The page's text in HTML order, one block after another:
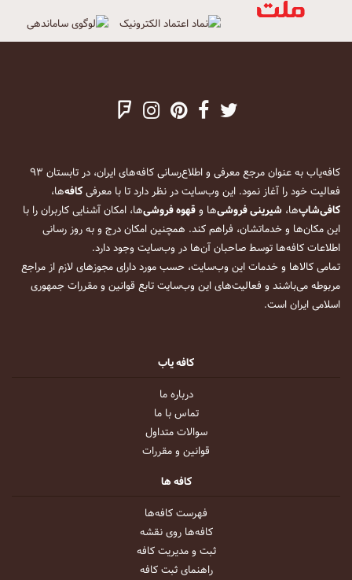
کافه‌یاب به عنوان مرجع معرفی و اطلاع‌رسانی کافه‌های ایران، در تابستان ۹۳
فعالیت خود را آغاز نمود. این وب‌سایت در نظر دارد تا با معرفیکافه‌ها،
کافی‌شاپ‌ها، شیرینی فروشی‌ها وقهوه فروشی‌ها، امکان آشنایی کاربران را با
این مکان‌ها و خدماتشان، فراهم کند. همچنین امکان درج و به روز رسانی
اطلاعات کافه‌ها توسط صاحبان آن‌ها در وب‌سایت وجود دارد.
تمامی کالاها و خدمات این وب‌سایت، حسب مورد دارای مجوزهای لازم از مراجع
مربوطه می‌باشند و فعالیت‌های این وب‌سایت تابع قوانین و مقررات جمهوری
اسلامی ایران است.
کافه یاب
درباره ما
تماس با ما
سوالات متداول
قوانین و مقررات
کافه ها
فهرست کافه‌ها
کافه‌ها روی نقشه
ثبت و مدیریت کافه
راهنمای ثبت کافه